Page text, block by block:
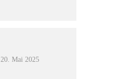
20. Mai 2025